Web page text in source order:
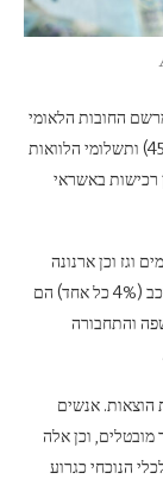
החובות הלאומי
(KRD), הפולנים משלמים קודם כל את שכר הדירה (45%) ותשלומי הלוואות
את עלויות האנרגיה (26%) וכן רכישות באשראי
וגז וכן ארנונה
(5% כל אחד). בסוף רשימת התשלומים, חימום ודלק לרכב (4% כל אחד) הם
והתחבורה
אנשים
מובטלים, וכן אלה
הנוכחי כגרוע